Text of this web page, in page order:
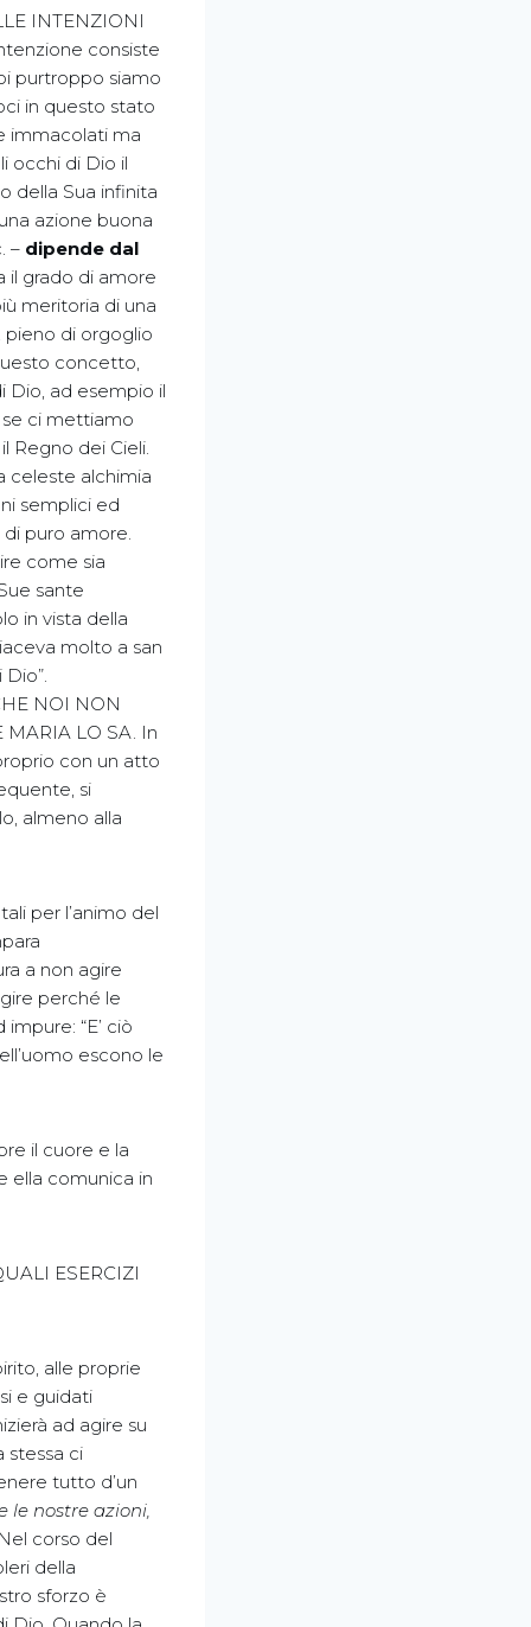
INTENZIONI
consiste
purtroppo siamo
in questo stato
immacolati ma
occhi di Dio il
della Sua infinita
azione buona
– dipende dal
il grado di amore
meritoria di una
pieno di orgoglio
concetto,
Dio, ad esempio il
se ci mettiamo
Regno dei Cieli.
celeste alchimia
semplici ed
puro amore.
come sia
sante
in vista della
molto a san
NOI NON
MARIA LO SA. In
con un atto
si
almeno alla
per l’animo del
a non agire
perché le
“E’ ciò
escono le
il cuore e la
ella comunica in
ESERCIZI
alle proprie
e guidati
ad agire su
stessa ci
tutto d’un
le nostre azioni,
corso del
della
sforzo è